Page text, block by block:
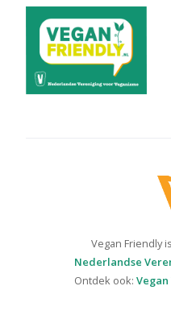
Vegan Friendly
Nederlandse
Ontdek ook: Vegan